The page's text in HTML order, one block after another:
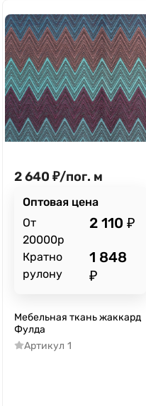
2 640 ₽/пог. м
Оптовая цена
От
20000р
2 110 ₽
Кратно
рулону
1 848
₽
Мебельная ткань жаккард
Фулда
Артикул 1